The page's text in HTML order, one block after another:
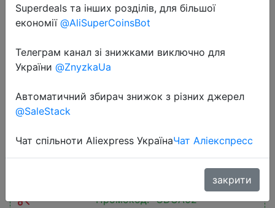
2026-02-07
PowerBank Fast Charging
5000mAh Power Bank Portable
17 16 Pro Max
$9.62
Промокод:"CDUA02"
Superdeals та інших розділів, для більшої
економії @AliSuperCoinsBot
Телеграм канал зі знижками виключно для
України @ZnyzkaUa
Автоматичний збирач знижок з різних джерел
@SaleStack
Чат спільноти Aliexpress УкраїнаЧат Аліекспресс
закрити